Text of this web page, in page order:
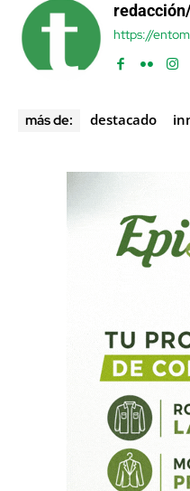
https://
más de: destacado